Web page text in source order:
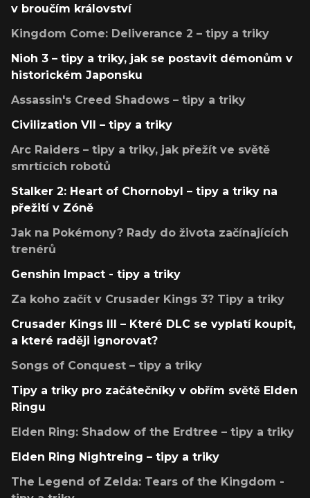
v broučím království
Kingdom Come: Deliverance 2 – tipy a triky
Nioh 3 – tipy a triky, jak se postavit démonům v
historickém Japonsku
Assassin's Creed Shadows – tipy a triky
Civilization VII – tipy a triky
Arc Raiders – tipy a triky, jak přežít ve světě
smrtících robotů
Stalker 2: Heart of Chornobyl – tipy a triky na
přežití v Zóně
Jak na Pokémony? Rady do života začínajících
trenérů
Genshin Impact - tipy a triky
Za koho začít v Crusader Kings 3? Tipy a triky
Crusader Kings III – Které DLC se vyplatí koupit,
a které raději ignorovat?
Songs of Conquest – tipy a triky
Tipy a triky pro začátečníky v obřím světě Elden
Ringu
Elden Ring: Shadow of the Erdtree – tipy a triky
Elden Ring Nightreing – tipy a triky
The Legend of Zelda: Tears of the Kingdom -